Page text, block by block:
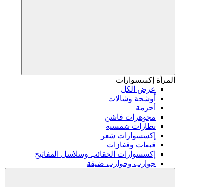
المرأة إكسسوارات
عرض الكل
أوشحة وشالات
أحزمة
مجوهرات فاشن
نظارات شمسية
إكسسوارات شعر
قبعات وقفازات
إكسسوارات الحقائب وسلاسل المفاتيح
جوارب وجوارب ضيقة